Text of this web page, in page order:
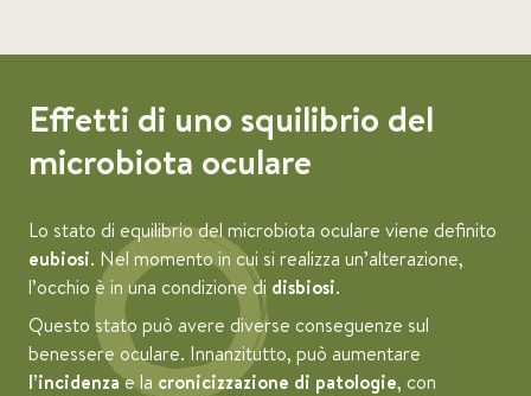
Effetti di uno squilibrio del
microbiota oculare
Lo stato di equilibrio del microbiota oculare viene definito
eubiosi. Nel momento in cui si realizza un’alterazione,
l’occhio è in una condizione di disbiosi.
Questo stato può avere diverse conseguenze sul
benessere oculare. Innanzitutto, può aumentare
l’incidenzae la cronicizzazione di patologie, con